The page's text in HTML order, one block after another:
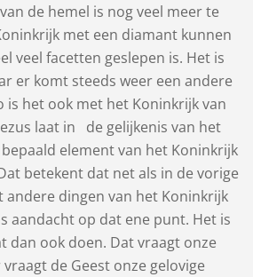
de hemel is nog veel meer te
met een diamant kunnen
veel facetten geslepen is. Het is
er komt steeds weer een andere
is het ook met het Koninkrijk van
laat in de gelijkenis van het
element van het Koninkrijk
betekent dat net als in de vorige
andere dingen van het Koninkrijk
aandacht op dat ene punt. Het is
dan ook doen. Dat vraagt onze
de Geest onze gelovige